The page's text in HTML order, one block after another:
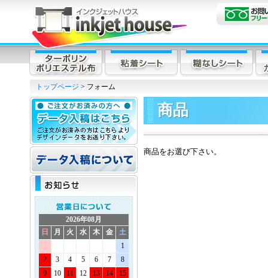
トップページ > フォーム
2026年08月
日
月 火 水 木 金
土
1
2
3 4 5 6 7
8
9
10 11 12 13 14
15
商品
商品をお選び下さい。